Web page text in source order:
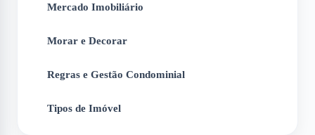
Mercado Imobiliário
Morar e Decorar
Regras e Gestão Condominial
Tipos de Imóvel